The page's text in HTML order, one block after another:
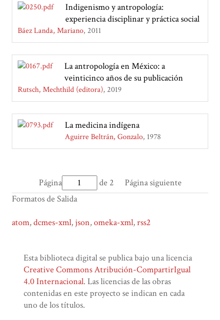
Indigenismo y antropología:
experiencia disciplinar y práctica social
Báez Landa, Mariano 2011
La antropología en México: a
veinticinco años de su publicación
Rutsch, Mechthild (editora) 2019
La medicina indígena
Aguirre Beltrán, Gonzalo 1978
Página de 2
Página siguiente
Formatos de Salida
atom,dcmes-xml, json,omeka-xml,rss2
Esta biblioteca digital se publica bajo una licencia
Creative Commons Atribución-CompartirIgual
4.0 Internacional. Las licencias de las obras
contenidas en este proyecto se indican en cada
uno de los títulos.